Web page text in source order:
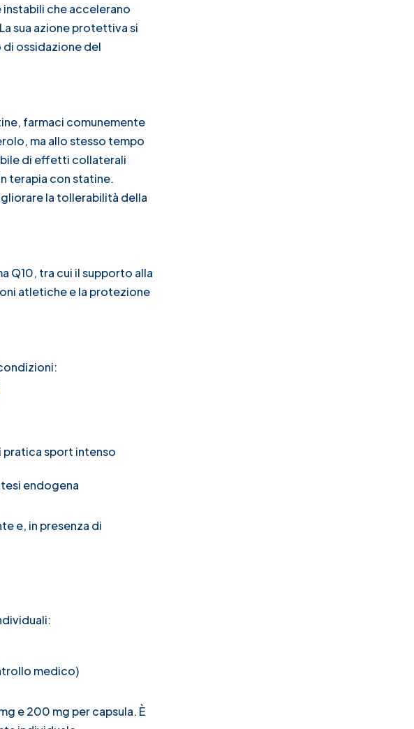
che accelerano
sua azione protettiva si
ossidazione del
farmaci comunemente
ma allo stesso tempo
di effetti collaterali
terapia con statine.
la tollerabilità della
Q10, tra cui il supporto alla
atletiche e la protezione
pratica sport intenso
endogena
e, in presenza di
medico)
e 200 mg per capsula. È